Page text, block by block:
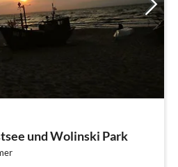
und Wolinski Park